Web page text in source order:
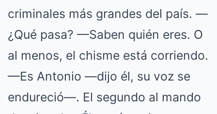
criminales más grandes del país. —
¿Qué pasa? —Saben quién eres. O
al menos, el chisme está corriendo.
—Es Antonio —dijo él, su voz se
endureció—. El segundo al mando